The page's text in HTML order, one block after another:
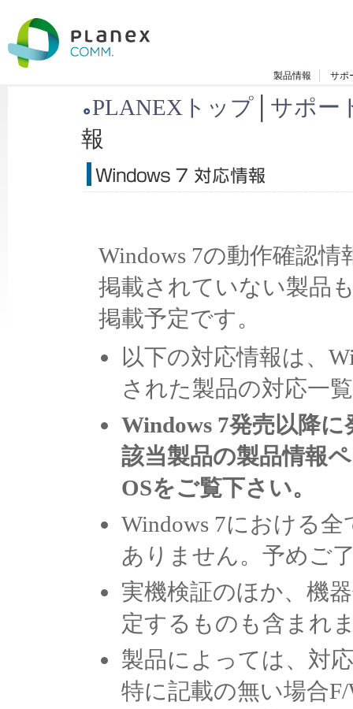
製品情報 サポ
PLANEXトップ
サポー
報
Windows 7の動作確認情
掲載されていない製品
掲載予定です。
以下の対応情報は、
された製品の対応一
Windows 7発売以降
該当製品の製品情報
OSをご覧下さい。
Windows 7における
ありません。予めご
実機検証のほか、機
定するものも含まれ
製品によっては、対
特に記載の無い場合